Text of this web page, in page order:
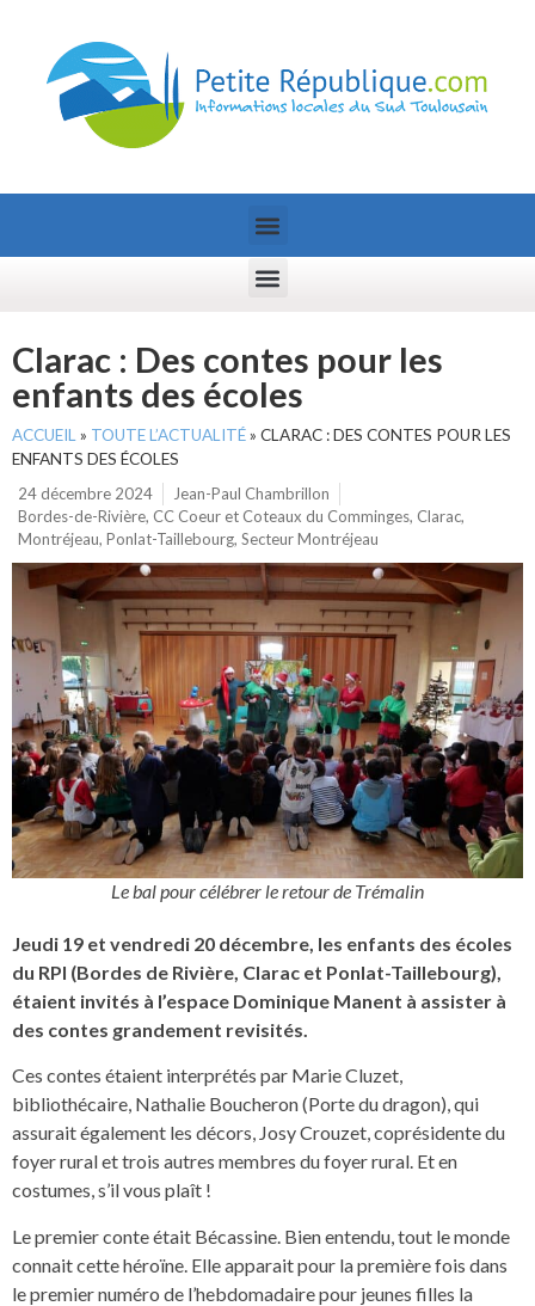
Clarac : Des contes pour les
enfants des écoles
ACCUEIL » TOUTE L’ACTUALITÉ» CLARAC : DES CONTES POUR LES
ENFANTS DES ÉCOLES
24 décembre 2024
Jean-Paul Chambrillon
Bordes-de-Rivière, CC Coeur et Coteaux du Comminges, Clarac,
Montréjeau, Ponlat-Taillebourg, Secteur Montréjeau
Le bal pour célébrer le retour de Trémalin
Jeudi 19 et vendredi 20 décembre, les enfants des écoles
du RPI (Bordes de Rivière, Clarac et Ponlat-Taillebourg),
étaient invités à l’espace Dominique Manent à assister à
des contes grandement revisités.
Ces contes étaient interprétés par Marie Cluzet,
bibliothécaire, Nathalie Boucheron (Porte du dragon), qui
assurait également les décors, Josy Crouzet, coprésidente du
foyer rural et trois autres membres du foyer rural. Et en
costumes, s’il vous plaît !
Le premier conte était Bécassine. Bien entendu, tout le monde
connait cette héroïne. Elle apparait pour la première fois dans
le premier numéro de l’hebdomadaire pour jeunes filles la